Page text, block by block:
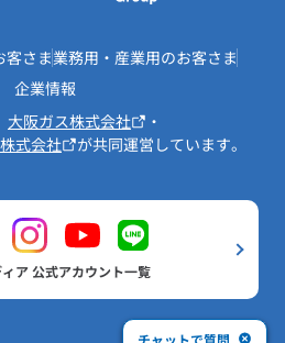
客さま業務用・産業用のお客さま
企業情報
大阪ガス株式会社
・
式会社
が共同運営しています。
ア 公式アカウント一覧
チャットで質問